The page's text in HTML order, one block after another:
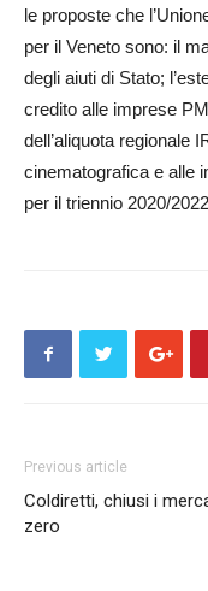
le proposte che
per il Veneto sono: il
degli aiuti di Stato;
credito alle imprese
dell’aliquota regionale
cinematografica e alle
per il triennio 2020/
Previous article
Coldiretti, chiusi i
zero